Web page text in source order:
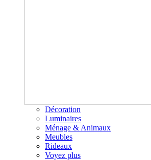
Décoration
Luminaires
Ménage & Animaux
Meubles
Rideaux
Voyez plus